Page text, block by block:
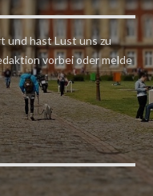
und hast Lust uns zu
vorbei oder melde